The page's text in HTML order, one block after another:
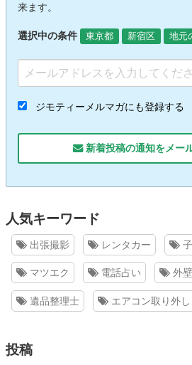
来ます。
選択中の条件 東京都 新宿区 地元
ジモティーメルマガにも登録する
新着投稿の通知をメー
人気キーワード
出張撮影 レンタカー
マツエク 電話占い 外
遺品整理士 エアコン取り外し
投稿